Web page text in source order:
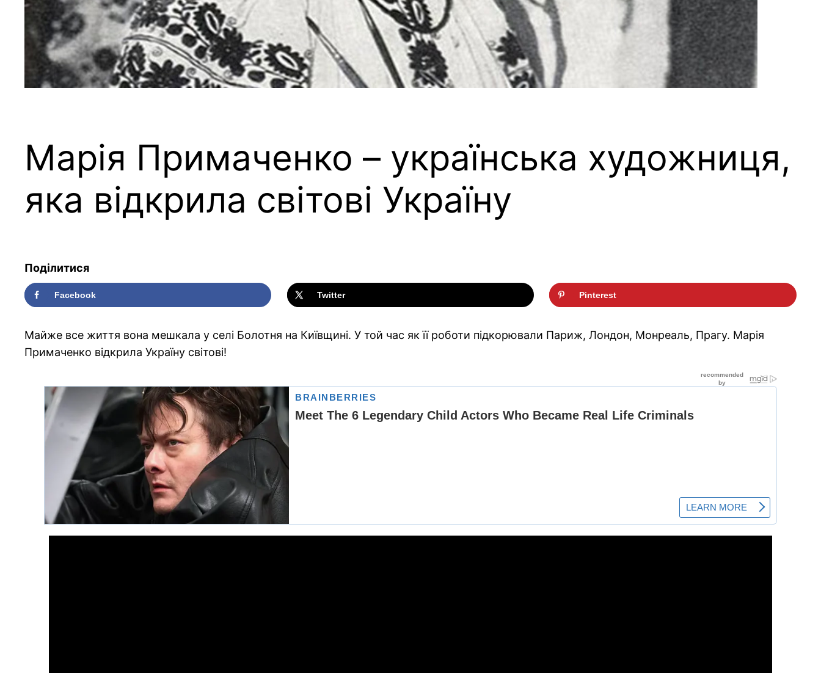
Марія Примаченко – українська художниця,
яка відкрила світові Україну
Поділитися
Facebook Twitter Pinterest
Майже все життя вона мешкала у селі Болотня на Київщині. У той час як її роботи підкорювали Париж, Лондон, Монреаль, Прагу. Марія
Примаченко відкрила Україну світові!